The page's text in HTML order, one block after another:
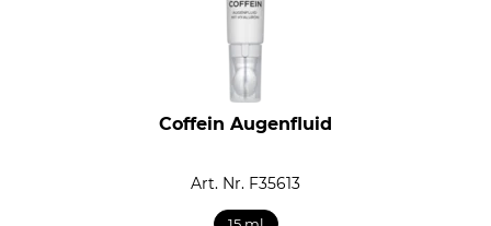
Coffein Augenfluid
Art. Nr. F35613